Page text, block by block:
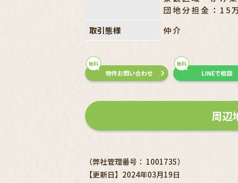
団地分担金：15
取引態様
仲介
無料
物件お問い合わせ
無料
LINEで相談
周辺
（弊社管理番号： 1001735）
【更新日】2024年03月19日